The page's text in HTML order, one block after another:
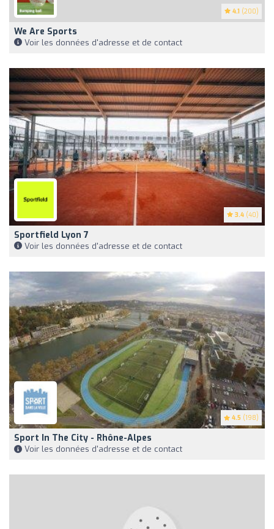
4.1 (200)
We Are Sports
Voir les données d'adresse et de contact
3.4 (40)
Sportfield Lyon 7
Voir les données d'adresse et de contact
4.5 (198)
Sport In The City - Rhône-Alpes
Voir les données d'adresse et de contact